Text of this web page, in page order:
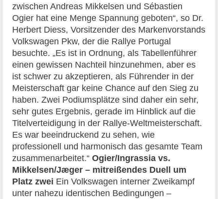
zwischen Andreas Mikkelsen und Sébastien
Ogier hat eine Menge Spannung geboten“, so Dr.
Herbert Diess, Vorsitzender des Markenvorstands
Volkswagen Pkw, der die Rallye Portugal
besuchte. „Es ist in Ordnung, als Tabellenführer
einen gewissen Nachteil hinzunehmen, aber es
ist schwer zu akzeptieren, als Führender in der
Meisterschaft gar keine Chance auf den Sieg zu
haben. Zwei Podiumsplätze sind daher ein sehr,
sehr gutes Ergebnis, gerade im Hinblick auf die
Titelverteidigung in der Rallye-Weltmeisterschaft.
Es war beeindruckend zu sehen, wie
professionell und harmonisch das gesamte Team
zusammenarbeitet.“Ogier/Ingrassia vs.
Mikkelsen/Jæger – mitreißendes Duell um
Platz zwei Ein Volkswagen interner Zweikampf
unter nahezu identischen Bedingungen –